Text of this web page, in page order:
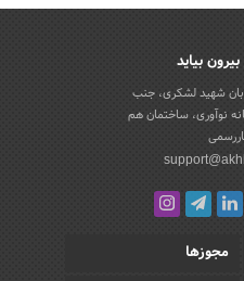
بیاید
شهید لشکری، جنب
نوآوری، ساختمان هم
مجوزها